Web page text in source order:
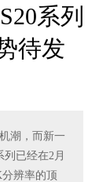
系列
待发
潮，而新一
已经在2月
辨率的顶